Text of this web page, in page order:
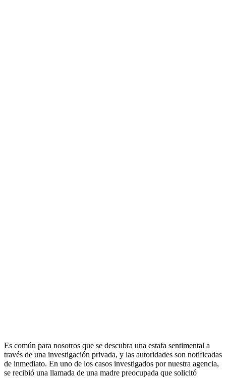
Es común para nosotros que se descubra una estafa sentimental a
través de una investigación privada, y las autoridades son notificadas
de inmediato. En uno de los casos investigados por nuestra agencia,
se recibió una llamada de una madre preocupada que solicitó